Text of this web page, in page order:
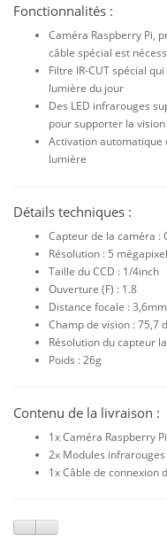
Fonctionnalités :
Caméra Raspberry Pi,
câble spécial est
Filtre IR-CUT spécial
lumière du jour
Des LED infrarouges
pour supporter la
Activation
lumière
Détails techniques :
Capteur de la caméra :
Résolution : 5
Taille du CCD : 1/4inch
Ouverture (F) : 1.8
Distance focale :
Champ de vision : 75,7
Résolution du capteur
Poids : 26g
Contenu de la livraison :
1x Caméra Raspberry Pi
2x Modules infrarouges
1x Câble de connexion